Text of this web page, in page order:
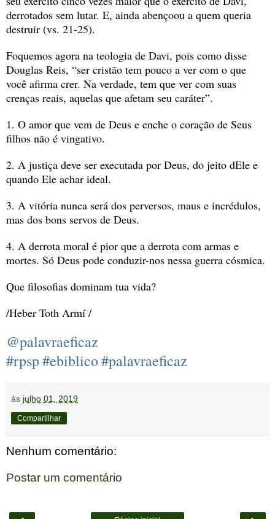
derrotados sem lutar. E, ainda abençoou a quem queria
destruir (vs. 21-25).
Foquemos agora na teologia de Davi, pois como disse
Douglas Reis, “ser cristão tem pouco a ver com o que
você afirma crer. Na verdade, tem que ver com suas
crenças reais, aquelas que afetam seu caráter”.
1. O amor que vem de Deus e enche o coração de Seus
filhos não é vingativo.
2. A justiça deve ser executada por Deus, do jeito dEle e
quando Ele achar ideal.
3. A vitória nunca será dos perversos, maus e incrédulos,
mas dos bons servos de Deus.
4. A derrota moral é pior que a derrota com armas e
mortes. Só Deus pode conduzir-nos nessa guerra cósmica.
Que filosofias dominam tua vida?
/Heber Toth Armí /
@palavraeficaz
#rpsp#ebiblico#palavraeficaz
às julho 01, 2019
Compartilhar
Nenhum comentário:
Postar um comentário